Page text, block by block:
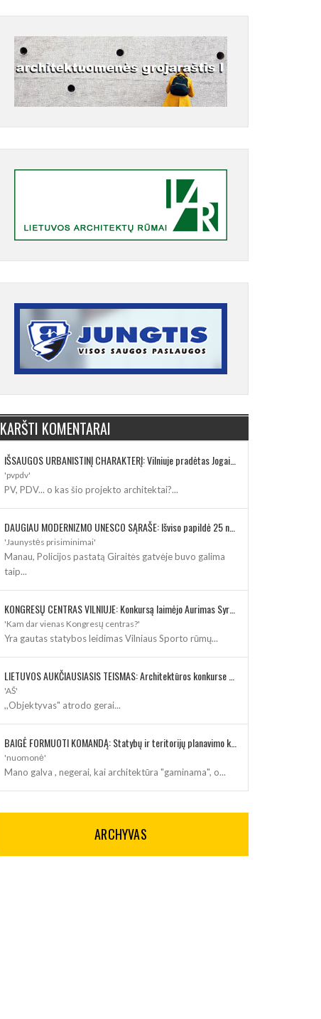
KARŠTI KOMENTARAI
IŠSAUGOS URBANISTINĮ CHARAKTERĮ: Vilniuje pradėtas Jogailos gatvės remontas
'pvpdv'
PV, PDV... o kas šio projekto architektai?...
DAUGIAU MODERNIZMO UNESCO SĄRAŠE: Išviso papildė 25 nauji paveldo objektai
'Jaunystės prisiminimai'
Manau, Policijos pastatą Giraitės gatvėje buvo galima
taip...
KONGRESŲ CENTRAS VILNIUJE: Konkursą laimėjo Aurimas Syrusas su „IMPLMNT architects“
'Kam dar vienas Kongresų centras?'
Yra gautas statybos leidimas Vilniaus Sporto rūmų...
LIETUVOS AUKČIAUSIASIS TEISMAS: Architektūros konkurse varžosi 8 rekonstrukcijos vizijos
'AŠ'
,,Objektyvas" atrodo gerai...
BAIGĖ FORMUOTI KOMANDĄ: Statybų ir teritorijų planavimo klausimus kuruos architektė
'nuomonė'
Mano galva , negerai, kai architektūra "gaminama", o...
ARCHYVAS